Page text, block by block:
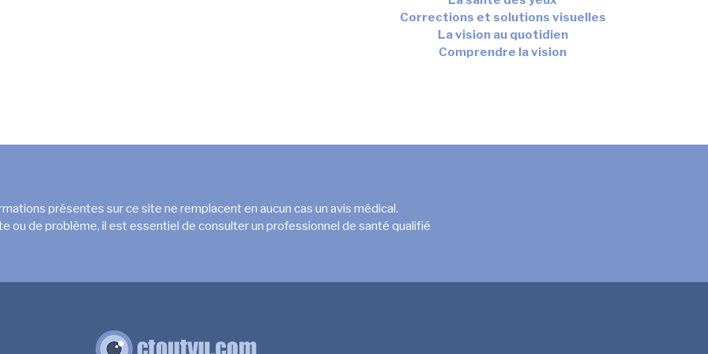
Corrections et solutions visuelles
La vision au quotidien
Comprendre la vision
présentes sur ce site ne remplacent en aucun cas un avis médical.
ou de problème, il est essentiel de consulter un professionnel de santé qualifié